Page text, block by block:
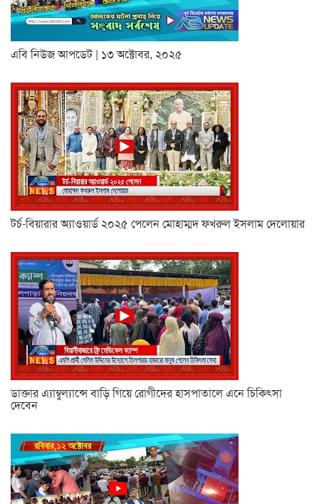
এবি নিউজ আপডেট | ১৩ অক্টোবর, ২০২৫
টর্চ-বিয়ারার অ্যাওয়ার্ড ২০২৫ পেলেন মোহাম্মদ ফখরুল ইসলাম দেলোয়ার
ডাক্তার এ্যাম্বুল্যান্সে বাড়ি গিয়ে রোগীদের হাসপাতালে এনে চিকিৎসা
দেবেন